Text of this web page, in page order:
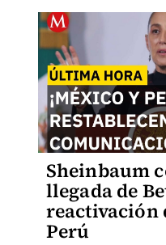
Sheinbaum
llegada de
reactivación
Perú